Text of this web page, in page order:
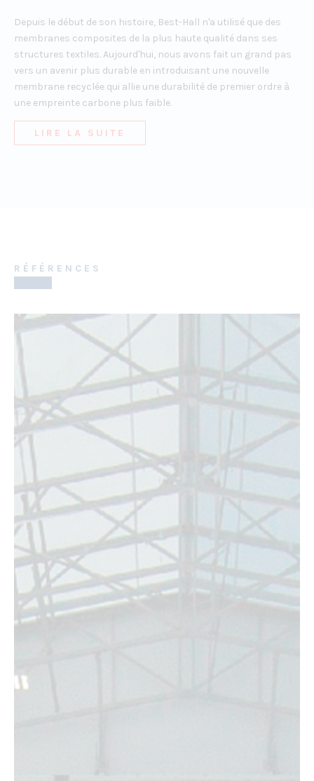
Depuis le début de son histoire, Best-Hall n'a utilisé que des
membranes composites de la plus haute qualité dans ses
structures textiles. Aujourd'hui, nous avons fait un grand pas
vers un avenir plus durable en introduisant une nouvelle
membrane recyclée qui allie une durabilité de premier ordre à
une empreinte carbone plus faible.
LIRE LA SUITE
RÉFÉRENCES